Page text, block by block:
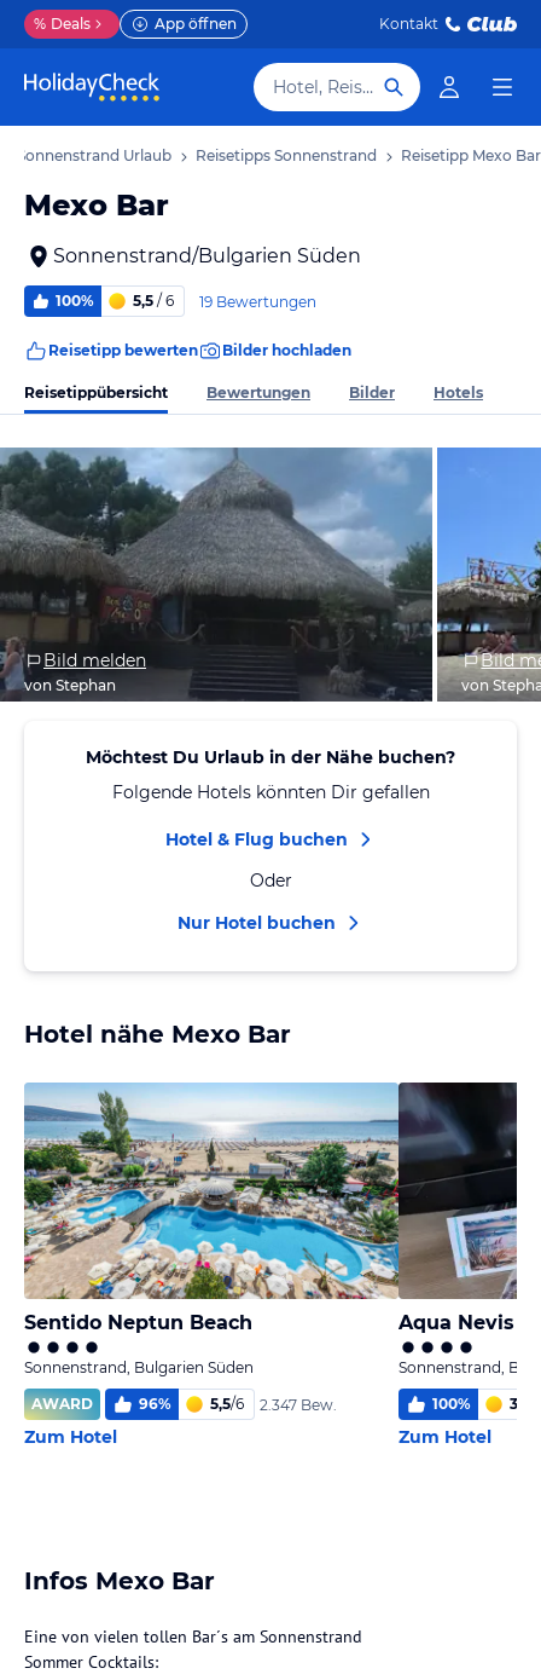
% Deals App öffnen Kontakt
Hotel, Reiseziel
Sonnenstrand Urlaub Reisetipps Sonnenstrand Reisetipp Mexo Bar
Mexo Bar
Sonnenstrand/Bulgarien Süden
100% 5,5 / 6 19 Bewertungen
Reisetipp bewerten Bilder hochladen
Reisetippübersicht Bewertungen Bilder Hotels
Bild melden
von Stephan
Bild
von
Möchtest Du Urlaub in der Nähe buchen?
Folgende Hotels könnten Dir gefallen
Hotel & Flug buchen
Oder
Nur Hotel buchen
Hotel nähe Mexo Bar
Sentido Neptun Beach
Sonnenstrand, Bulgarien Süden
AWARD
96% 5,5/6 2.347 Bew.
Zum Hotel
Aqua Nevis
Sonnenstrand,
100% 3,2
Zum Hotel
Infos Mexo Bar
Eine von vielen tollen Bar´s am Sonnenstrand
Sommer Cocktails: